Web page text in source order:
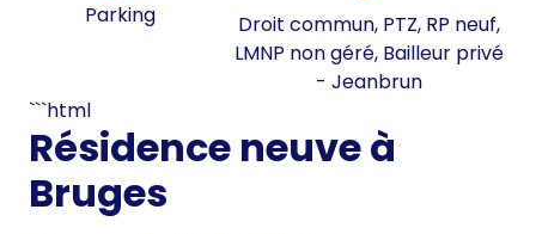
Parking
Droit commun, PTZ, RP neuf,
LMNP non géré, Bailleur privé
- Jeanbrun
```html
Résidence neuve à
Bruges